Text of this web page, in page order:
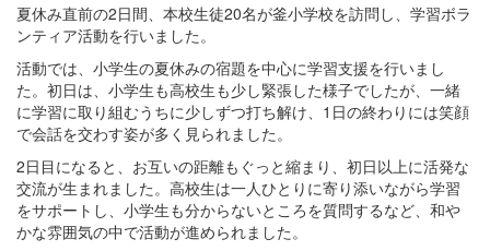
夏休み直前の2日間、本校生徒20名が釜小学校を訪問し、学習ボラ
ンティア活動を行いました。
活動では、小学生の夏休みの宿題を中心に学習支援を行いまし
た。初日は、小学生も高校生も少し緊張した様子でしたが、一緒
に学習に取り組むうちに少しずつ打ち解け、1日の終わりには笑顔
で会話を交わす姿が多く見られました。
2日目になると、お互いの距離もぐっと縮まり、初日以上に活発な
交流が生まれました。高校生は一人ひとりに寄り添いながら学習
をサポートし、小学生も分からないところを質問するなど、和や
かな雰囲気の中で活動が進められました。